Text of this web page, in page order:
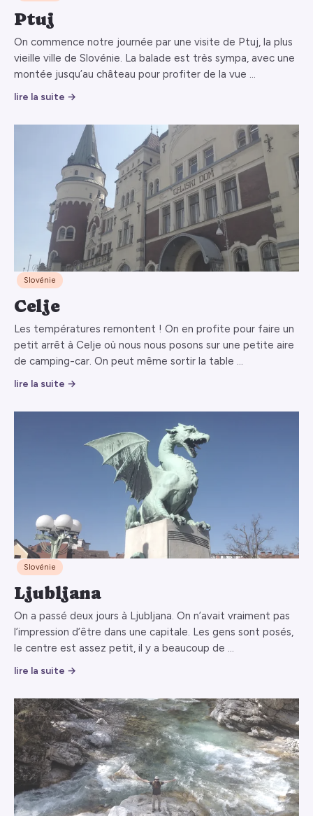
Ptuj
On commence notre journée par une visite de Ptuj, la plus
vieille ville de Slovénie. La balade est très sympa, avec une
montée jusqu’au château pour profiter de la vue …
lire la suite →
Slovénie
Celje
Les températures remontent ! On en profite pour faire un
petit arrêt à Celje où nous nous posons sur une petite aire
de camping-car. On peut même sortir la table …
lire la suite →
Slovénie
Ljubljana
On a passé deux jours à Ljubljana. On n’avait vraiment pas
l’impression d’être dans une capitale. Les gens sont posés,
le centre est assez petit, il y a beaucoup de …
lire la suite →